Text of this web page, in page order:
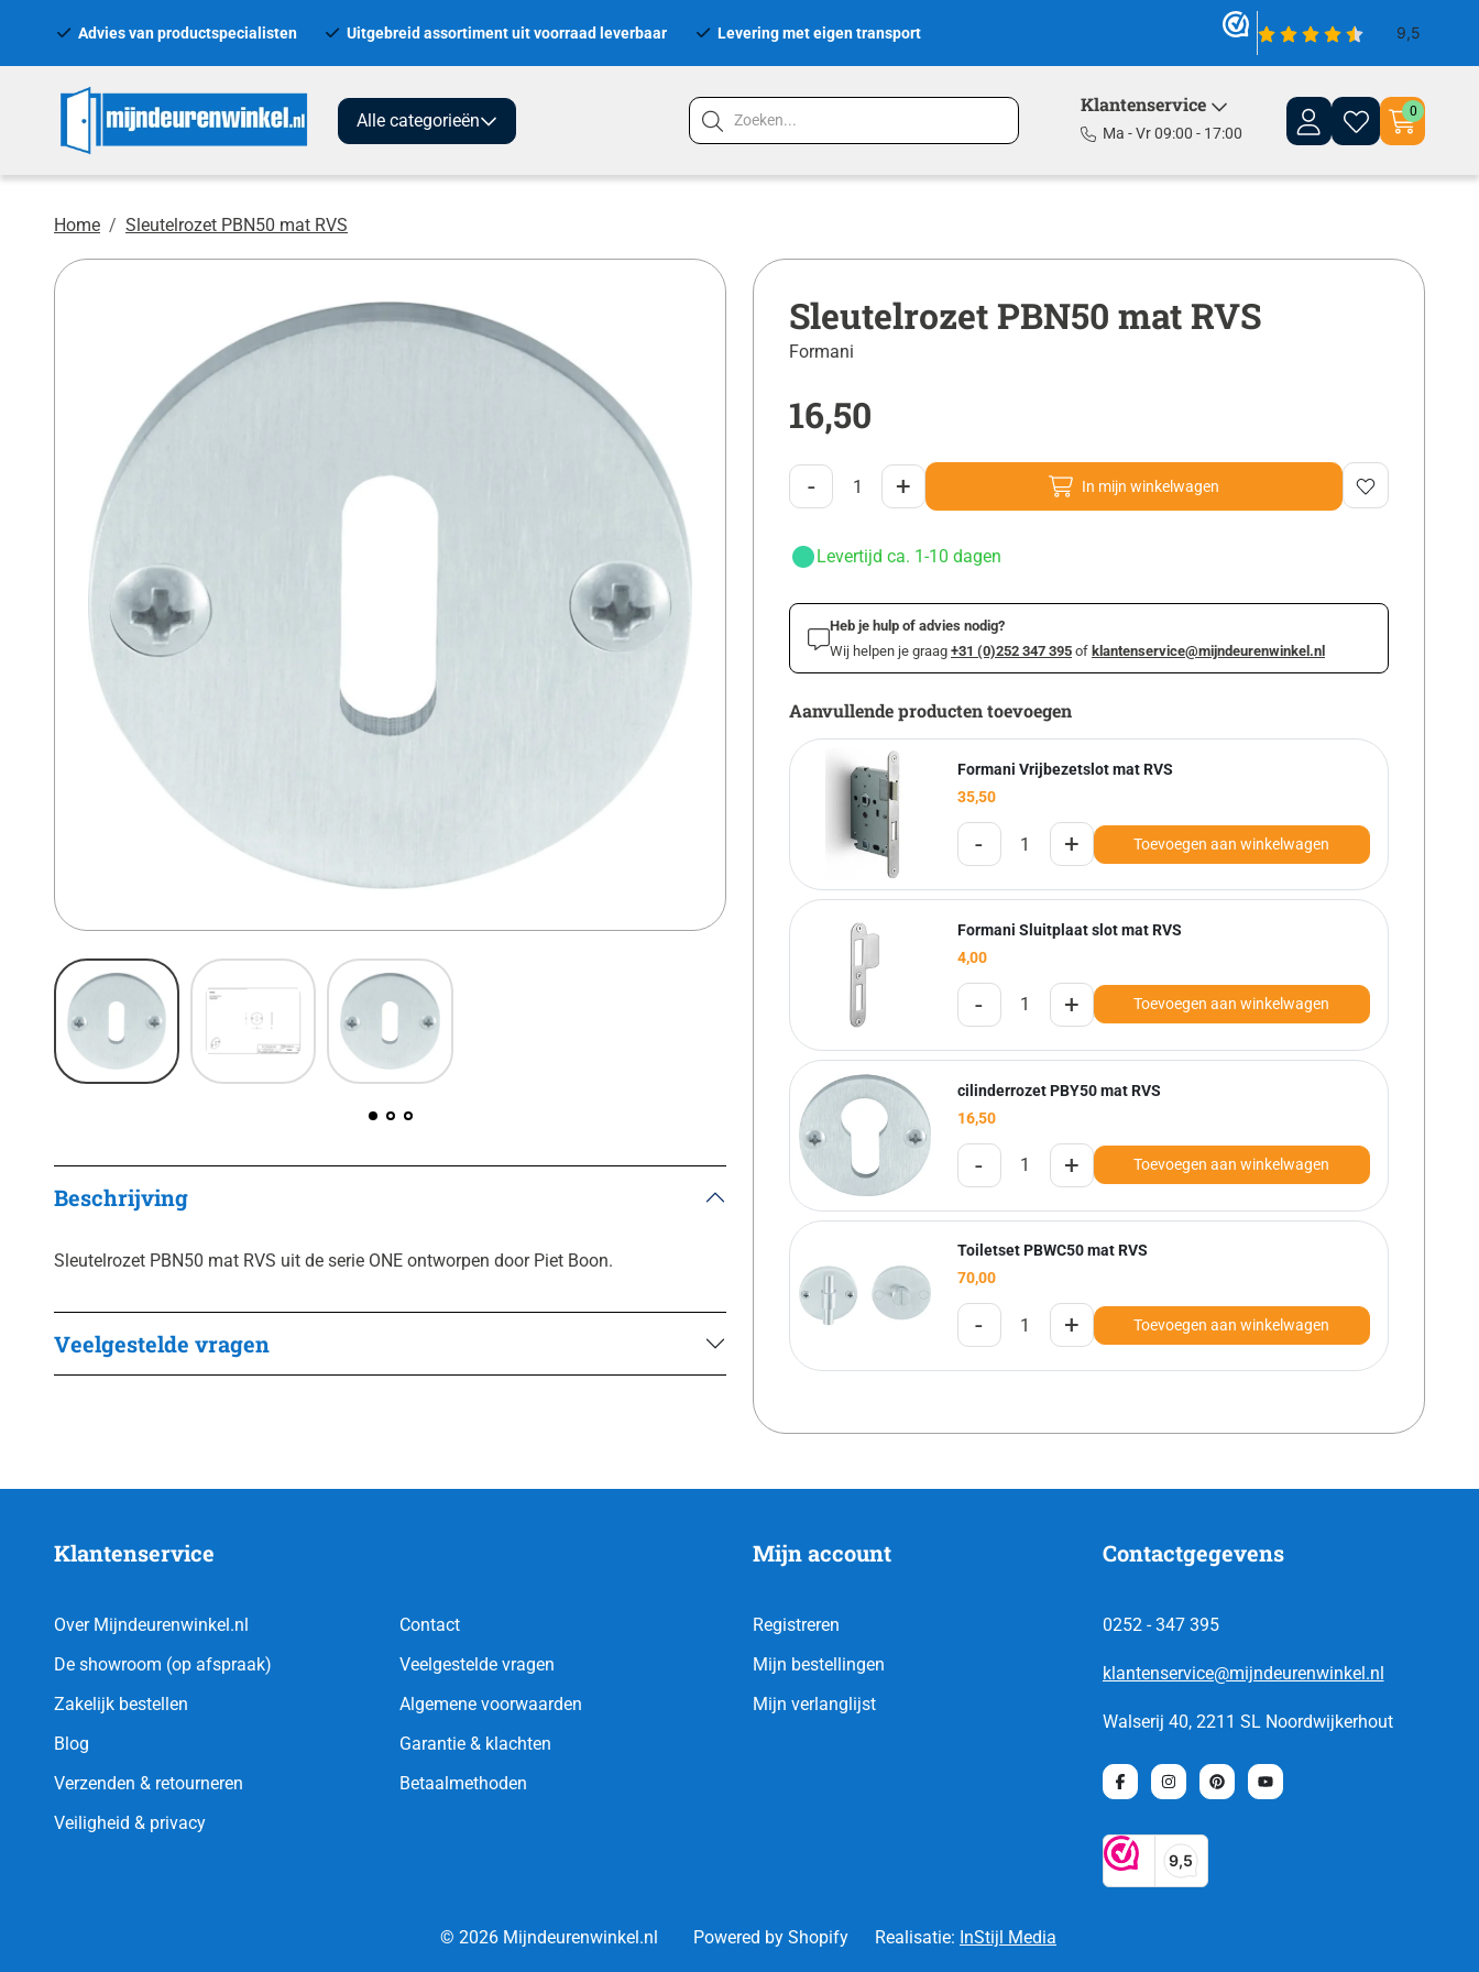
Advies van productspecialisten Uitgebreid assortiment uit voorraad leverbaar Levering met eigen transport
Alle categorieën
Klantenservice
Ma - Vr 09:00 - 17:00
0
Home Sleutelrozet PBN50 mat RVS
Beschrijving
Sleutelrozet PBN50 mat RVS uit de serie ONE ontworpen door Piet Boon.
Veelgestelde vragen
Sleutelrozet PBN50 mat RVS
Formani
16,50
- + In mijn winkelwagen
Levertijd ca. 1-10 dagen
Heb je hulp of advies nodig?
Wij helpen je graag +31 (0)252 347 395 of klantenservice@mijndeurenwinkel.nl
Aanvullende producten toevoegen
Formani Vrijbezetslot mat RVS
35,50
- + Toevoegen aan winkelwagen
Formani Sluitplaat slot mat RVS
4,00
- + Toevoegen aan winkelwagen
cilinderrozet PBY50 mat RVS
16,50
- + Toevoegen aan winkelwagen
Toiletset PBWC50 mat RVS
70,00
- + Toevoegen aan winkelwagen
Klantenservice
Over Mijndeurenwinkel.nl
De showroom (op afspraak)
Zakelijk bestellen
Blog
Verzenden & retourneren
Veiligheid & privacy
Contact
Veelgestelde vragen
Algemene voorwaarden
Garantie & klachten
Betaalmethoden
Mijn account
Registreren
Mijn bestellingen
Mijn verlanglijst
Contactgegevens
0252 - 347 395
klantenservice@mijndeurenwinkel.nl
Walserij 40, 2211 SL Noordwijkerhout
© 2026 Mijndeurenwinkel.nl Powered by Shopify Realisatie: InStijl Media